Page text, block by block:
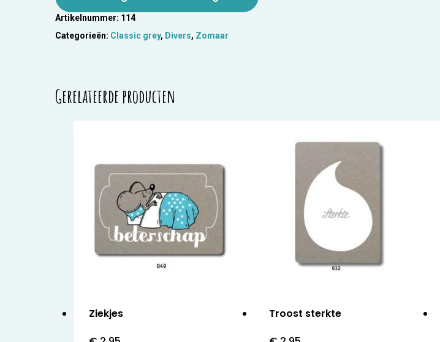
Artikelnummer: 114
Categorieën: Classic grey, Divers, Zomaar
Gerelateerde producten
Ziekjes
Troost sterkte